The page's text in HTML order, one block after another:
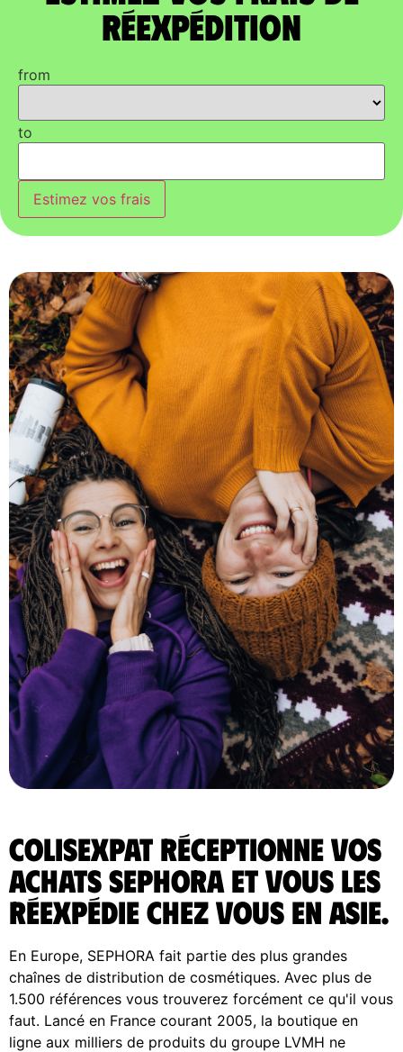
réexpédition
from
to
Estimez vos frais
ColisExpat réceptionne vos
achats Sephora et vous les
réexpédie chez vous en Asie.
En Europe, SEPHORA fait partie des plus grandes
chaînes de distribution de cosmétiques. Avec plus de
1.500 références vous trouverez forcément ce qu'il vous
faut. Lancé en France courant 2005, la boutique en
ligne aux milliers de produits du groupe LVMH ne